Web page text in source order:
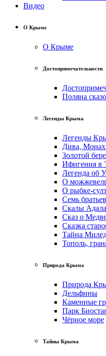
Видео
О Крыме
О Крыме
Достопримечательности
Поляна
Легенды Крыма
Легенды
Дива,
Золотой
Ифигения в
Легенда об
О
О рыбке-
Семь
Скалы
Сказ о
Сказка
Тайна
Тополь,
Природа Крыма
Природа
Дельфины
Каменные
Парк
Чёрное море
Тайны Крыма